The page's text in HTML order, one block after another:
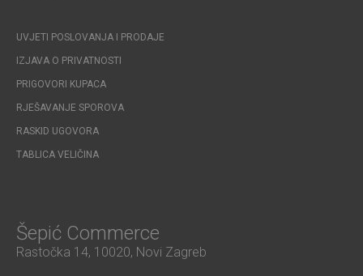
UVJETI POSLOVANJA I PRODAJE
IZJAVA O PRIVATNOSTI
PRIGOVORI KUPACA
RJEŠAVANJE SPOROVA
RASKID UGOVORA
TABLICA VELIČINA
Šepić Commerce
Rastočka 14, 10020, Novi Zagreb